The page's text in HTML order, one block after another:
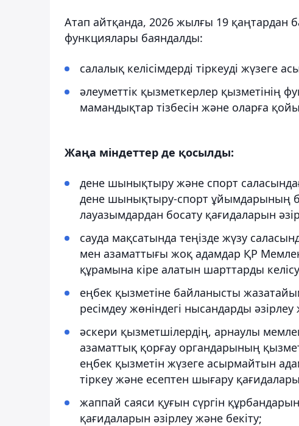
Атап айтқанда, 2026 жылғы 19 қаңтардан
функциялары баяндалды:
салалық келісімдерді тіркеуді жүзеге
әлеуметтік қызметкерлер қызметінің
мамандықтар тізбесін және оларға
Жаңа міндеттер де қосылды:
дене шынықтыру және спорт
дене шынықтыру-спорт ұйымдарының
лауазымдардан босату қағидаларын
сауда мақсатында теңізде жүзу
мен азаматтығы жоқ адамдар ҚР
құрамына кіре алатын шарттарды
еңбек қызметіне байланысты
ресімдеу жөніндегі нысандарды әзірлеу
әскери қызметшілердің, арнаулы
азаматтық қорғау органдарының
еңбек қызметін жүзеге асырмайтын
тіркеу және есептен шығару
жаппай саяси қуғын сүргін
қағидаларын әзірлеу және бекіту;